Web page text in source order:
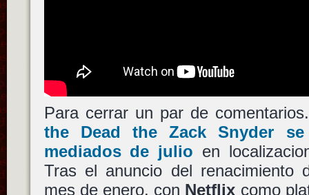
Para cerrar un par de
the Dead theZack Snyder se
mediados de julio en
Tras el anuncio del renacimiento
mes de enero, con Netflix como